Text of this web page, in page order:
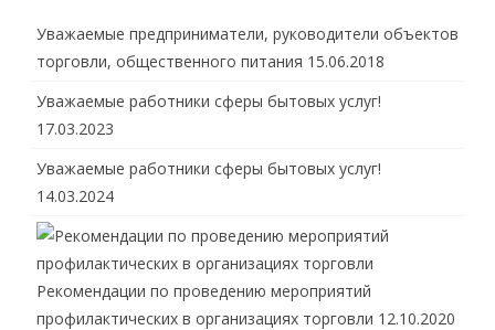
Уважаемые предприниматели, руководители объектов
торговли, общественного питания 15.06.2018
Уважаемые работники сферы бытовых услуг!
17.03.2023
Уважаемые работники сферы бытовых услуг!
14.03.2024
Рекомендации по проведению мероприятий
профилактических в организациях торговли 12.10.2020